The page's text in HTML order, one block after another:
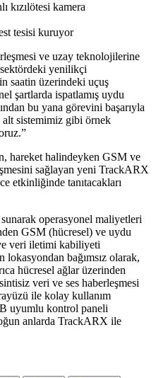
kızılötesi kamera
tesisi kuruyor
ve uzay teknolojilerine
yenilikçi
saatin üzerindeki uçuş
şartlarda ispatlamış uydu
bu yana görevini başarıyla
sistemimiz gibi örnek
hareket halindeyken GSM ve
sağlayan yeni TrackARX
etkinliğinde tanıtacakları
operasyonel maliyetleri
GSM (hücresel) ve uydu
veri iletimi kabiliyeti
lokasyondan bağımsız olarak,
hücresel ağlar üzerinden
veri ve ses haberleşmesi
ile kolay kullanım
uyumlu kontrol paneli
anlarda TrackARX ile